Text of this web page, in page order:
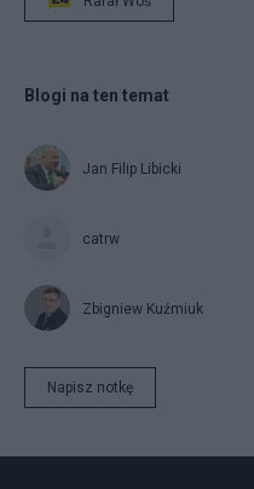
Blogi na ten temat
Jan Filip Libicki
catrw
Zbigniew Kuźmiuk
Napisz notkę